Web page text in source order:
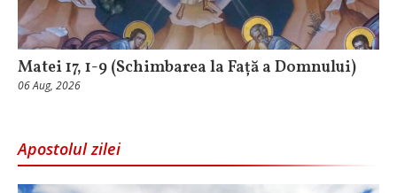
Matei 17, 1-9 (Schimbarea la Față a Domnului)
06 Aug, 2026
Apostolul zilei